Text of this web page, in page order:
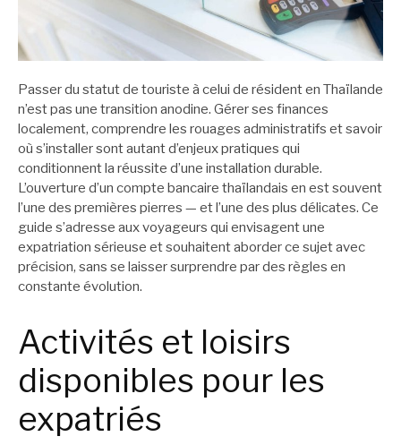
Passer du statut de touriste à celui de résident en Thaïlande
n’est pas une transition anodine. Gérer ses finances
localement, comprendre les rouages administratifs et savoir
où s’installer sont autant d’enjeux pratiques qui
conditionnent la réussite d’une installation durable.
L’ouverture d’un compte bancaire thaïlandais en est souvent
l’une des premières pierres — et l’une des plus délicates. Ce
guide s’adresse aux voyageurs qui envisagent une
expatriation sérieuse et souhaitent aborder ce sujet avec
précision, sans se laisser surprendre par des règles en
constante évolution.
Activités et loisirs
disponibles pour les
expatriés